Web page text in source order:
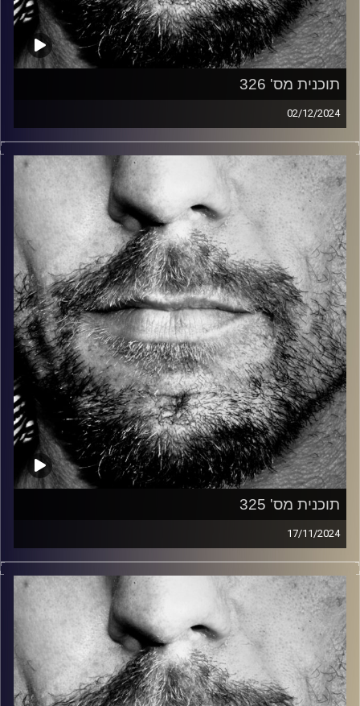
תוכנית מס' 326
02/12/2024
זיפים, מוזיקה מחוספסת של הופעות חיות. הרבה ג'אם, רוק,
בלוז, bluegrass, ג'אז, Fאנק, פרוגרסיב ואפילו אלקטרוניקה.
כל מה שחי, אמיתי ונושם.
עם שמוליק רגב.
קרדיט תמונות: David Goehring
תוכנית מס' 325
17/11/2024
זיפים, מוזיקה מחוספסת של הופעות חיות. הרבה ג'אם, רוק,
בלוז, bluegrass, ג'אז, Fאנק, פרוגרסיב ואפילו אלקטרוניקה.
כל מה שחי, אמיתי ונושם.
עם שמוליק רגב.
קרדיט תמונות: David Goehring